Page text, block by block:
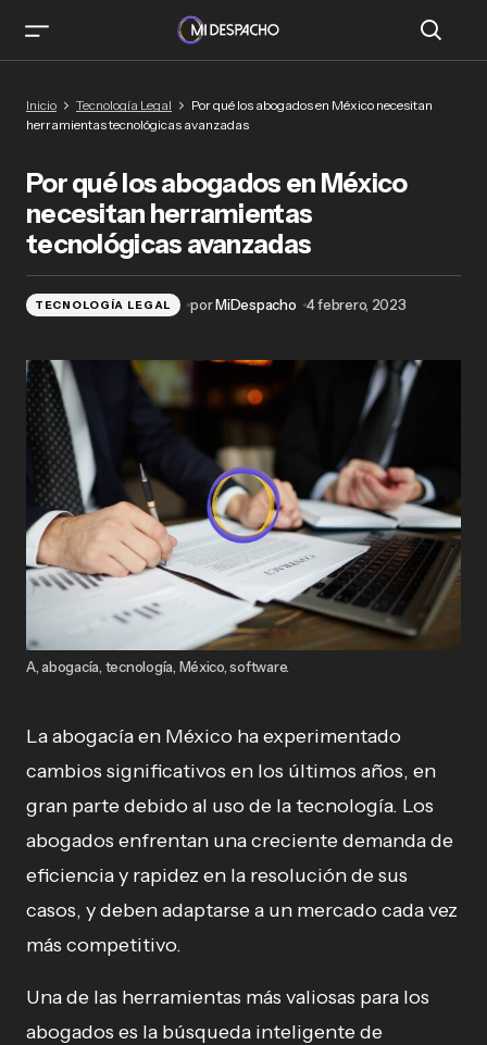
herramientas tecnológicas avanzadas
Inicio Tecnología Legal
Por qué los abogados en México necesitan
herramientas tecnológicas avanzadas
Por qué los abogados en México
necesitan herramientas
tecnológicas avanzadas
TECNOLOGÍA LEGAL porMiDespacho 4 febrero, 2023
A, abogacía, tecnología, México, software.
La abogacía en México ha experimentado
cambios significativos en los últimos años, en
gran parte debido al uso de la tecnología. Los
abogados enfrentan una creciente demanda de
eficiencia y rapidez en la resolución de sus
casos, y deben adaptarse a un mercado cada vez
más competitivo.
Una de las herramientas más valiosas para los
abogados es la búsqueda inteligente de